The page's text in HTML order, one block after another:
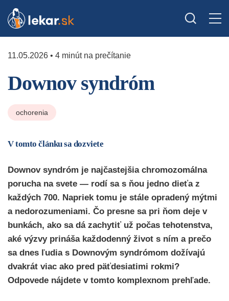
11.05.2026 • 4 minút na prečítanie
Downov syndróm
ochorenia
V tomto článku sa dozviete
Downov syndróm je najčastejšia chromozomálna
porucha na svete — rodí sa s ňou jedno dieťa z
každých 700. Napriek tomu je stále opradený mýtmi
a nedorozumeniami. Čo presne sa pri ňom deje v
bunkách, ako sa dá zachytiť už počas tehotenstva,
aké výzvy prináša každodenný život s ním a prečo
sa dnes ľudia s Downovým syndrómom dožívajú
dvakrát viac ako pred päťdesiatimi rokmi?
Odpovede nájdete v tomto komplexnom prehľade.